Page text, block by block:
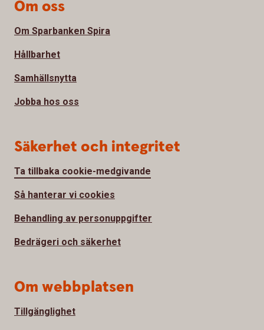
Om oss
Om Sparbanken Spira
Hållbarhet
Samhällsnytta
Jobba hos oss
Säkerhet och integritet
Ta tillbaka cookie-medgivande
Så hanterar vi cookies
Behandling av personuppgifter
Bedrägeri och säkerhet
Om webbplatsen
Tillgänglighet